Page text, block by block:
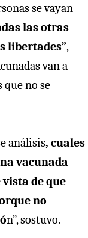
se vayan
las otras
libertades”,
van a
que no se
análisis, cuales
vacunada
de que
no
n”, sostuvo.